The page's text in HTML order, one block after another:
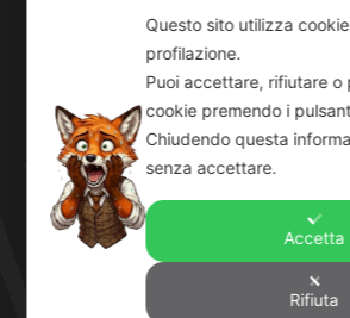
Orari
Lun-Ven: 8-12:30 14-19
Sab: 8-12:30
Questo sito utilizza
profilazione.
Puoi accettare, rifiutare o
cookie premendo i
Chiudendo questa
senza accettare.
Accetta
Rifiuta